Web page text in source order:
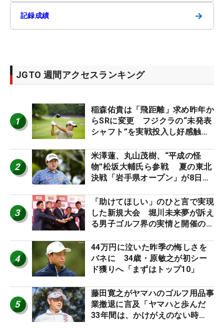
記録成績 →
JGTO 週間アクセスランキング
1
稲森佑貴は「飛距離」求め昨年か
らSRに変更 フジクラの“未発表
シャフト”を実戦投入し好感触
ーのヒトネタ！】
2
米澤蓮、丸山茂樹、“平成の怪
物”松坂大輔氏ら参戦 夏の東北
決戦「岩手県オープン」が8日開
3
「助けてほしい」のひと言で実現
した新規大会 堀川未来夢が訴え
る男子ゴルフ界の実情と開催の舞
4
44万円に泣いた昨季の悔しさを
バネに 34歳・原敏之が初シー
ド獲りへ「まずはトップ10」
5
藤田寛之がヤマハのゴルフ用品事
業撤退に言及「ヤマハと歩んだ
33年間は、かけがえのない時